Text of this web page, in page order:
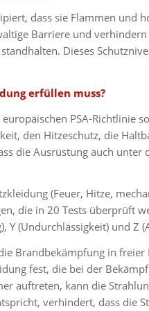
dass sie Flammen und
Barriere und
Dieses
erfüllen muss?
PSA-Richtlinie
den Hitzeschutz, die
die Ausrüstung auch unter
(Feuer, Hitze,
die in 20 Tests überprüft
Y (Undurchlässigkeit) und Z
Brandbekämpfung in
fest, die bei der
auftreten, kann die
verhindert, dass die